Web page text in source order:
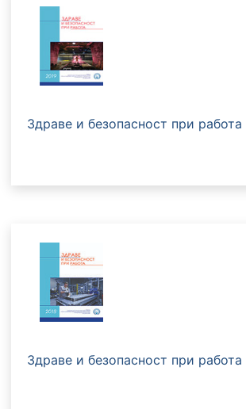
Здраве и безопасност при работа
Здраве и безопасност при работа